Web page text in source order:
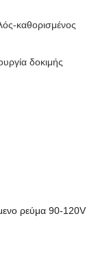
καθορισμένος
δοκιμής
ρεύμα 90-120V